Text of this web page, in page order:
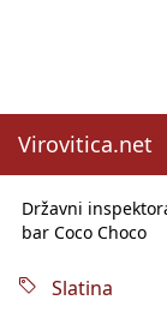
Virovitica.net
Državni
bar Coco Choco
Sabor u srijedu o
Izmjene Zakona
godineSlatina